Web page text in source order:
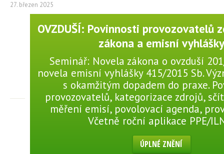
27. březen 2025
OVZDUŠÍ: Povinnosti provozovatelů
zákona a emisní vyhlášky
Seminář: Novela zákona o ovzduší
novela emisní vyhlášky 415/2015 Sb.
s okamžitým dopadem do praxe.
provozovatelů, kategorizace zdrojů,
měření emisí, povolovací agenda,
Včetně roční aplikace PPE/
ÚPLNÉ ZNĚNÍ